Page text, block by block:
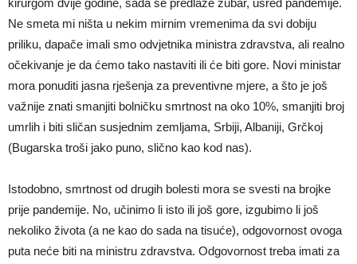
kirurgom dvije godine, sada se predlaže zubar, usred pandemije.
Ne smeta mi ništa u nekim mirnim vremenima da svi dobiju
priliku, dapače imali smo odvjetnika ministra zdravstva, ali realno
očekivanje je da ćemo tako nastaviti ili će biti gore. Novi ministar
mora ponuditi jasna rješenja za preventivne mjere, a što je još
važnije znati smanjiti bolničku smrtnost na oko 10%, smanjiti broj
umrlih i biti sličan susjednim zemljama, Srbiji, Albaniji, Grčkoj
(Bugarska troši jako puno, slično kao kod nas).
Istodobno, smrtnost od drugih bolesti mora se svesti na brojke
prije pandemije. No, učinimo li isto ili još gore, izgubimo li još
nekoliko života (a ne kao do sada na tisuće), odgovornost ovoga
puta neće biti na ministru zdravstva. Odgovornost treba imati za